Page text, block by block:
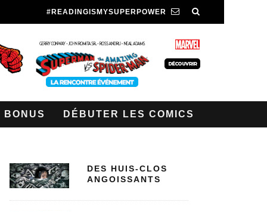
#READINGISMYSUPERPOWER
BONUS DÉBUTER LES COMICS
DES HUIS-CLOS
ANGOISSANTS